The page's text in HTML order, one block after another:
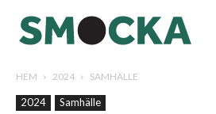
HEM 2024 SAMHÄLLE
2024 Samhälle